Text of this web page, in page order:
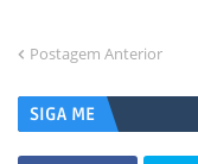
Postagem Anterior
SIGA ME